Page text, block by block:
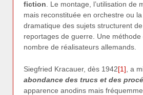
fiction . Le montage, l’utilisation de
mais reconstituée en orchestre ou
dramatique des sujets structurent
reportages de guerre. Une
nombre de réalisateurs allemands.
Siegfried Kracauer, dès 1942[1] , a
abondance des trucs et des
apparence anodins mais